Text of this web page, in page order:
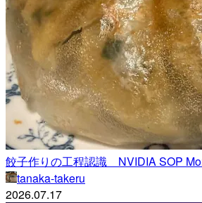
餃子作りの工程認識 NVIDIA SOP
tanaka-takeru
2026.07.17